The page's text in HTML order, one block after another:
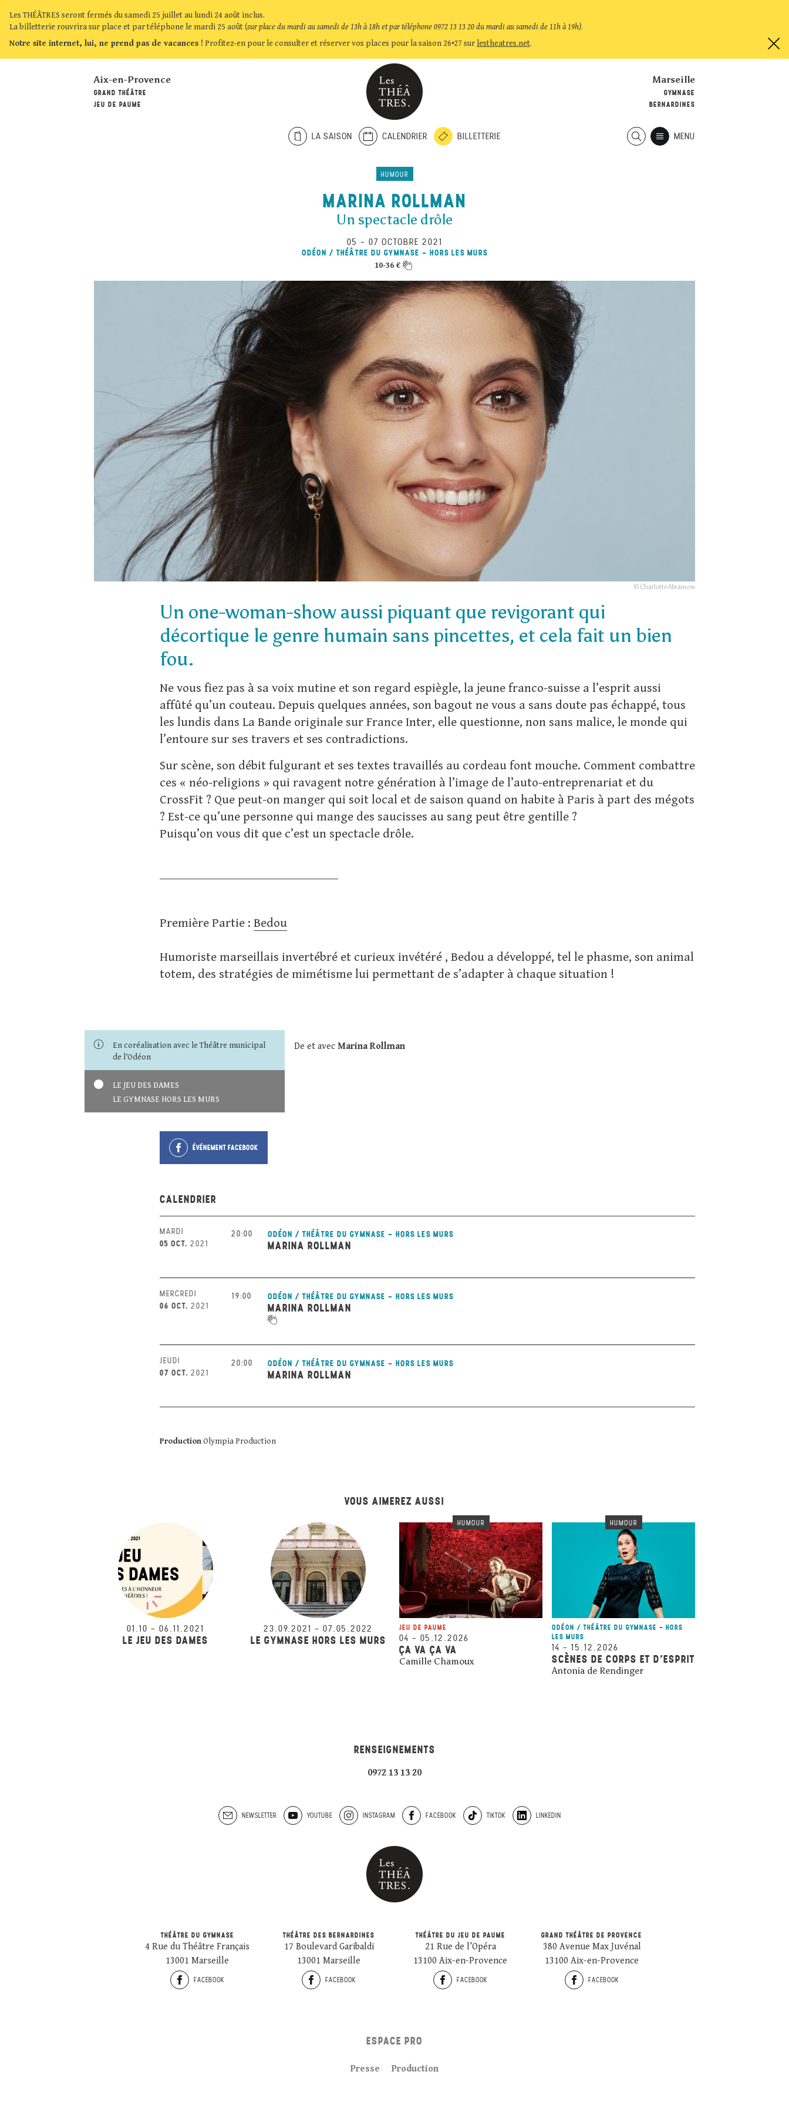
Les THÉÂTRES seront fermés du samedi 25 juillet au lundi 24 août inclus.
La billetterie rouvrira sur place et par téléphone le mardi 25 août (sur place du mardi au samedi de 13h à 18h et par téléphone 0972 13 13 20 du mardi au samedi de 11h à 19h).
Notre site internet, lui, ne prend pas de vacances ! Profitez-en pour le consulter et réserver vos places pour la saison 26•27 sur lestheatres.net.
Marseille
GYMNASE
BERNARDINES
Aix-en-Provence
GRAND THÉÂTRE
JEU DE PAUME
LA SAISON CALENDRIER BILLETTERIE MENU
HUMOUR
MARINA ROLLMAN
Un spectacle drôle
05 – 07 OCTOBRE 2021
ODÉON / THÉÂTRE DU GYMNASE - HORS LES MURS
10-36 €
© Charlotte Abramow
Un one-woman-show aussi piquant que revigorant qui
décortique le genre humain sans pincettes, et cela fait un bien
fou.
Ne vous fiez pas à sa voix mutine et son regard espiègle, la jeune franco-suisse a l’esprit aussi
affûté qu’un couteau. Depuis quelques années, son bagout ne vous a sans doute pas échappé, tous
les lundis dans La Bande originale sur France Inter, elle questionne, non sans malice, le monde qui
l’entoure sur ses travers et ses contradictions.
Sur scène, son débit fulgurant et ses textes travaillés au cordeau font mouche. Comment combattre
ces « néo-religions » qui ravagent notre génération à l’image de l’auto-entreprenariat et du
CrossFit ? Que peut-on manger qui soit local et de saison quand on habite à Paris à part des mégots
? Est-ce qu’une personne qui mange des saucisses au sang peut être gentille ?
Puisqu’on vous dit que c’est un spectacle drôle.
Première Partie : Bedou
Humoriste marseillais invertébré et curieux invétéré , Bedou a développé, tel le phasme, son animal
totem, des stratégies de mimétisme lui permettant de s’adapter à chaque situation !
De et avecMarina Rollman
En coréalisation avec le Théâtre municipal
de l’Odéon
LE JEU DES DAMES
LE GYMNASE HORS LES MURS
ÉVÉNEMENT FACEBOOK
CALENDRIER
MARDI
05 OCT. 2021
20:00 ODÉON / THÉÂTRE DU GYMNASE - HORS LES MURS
MARINA ROLLMAN
MERCREDI
06 OCT. 2021
19:00 ODÉON / THÉÂTRE DU GYMNASE - HORS LES MURS
MARINA ROLLMAN
JEUDI
07 OCT. 2021
20:00 ODÉON / THÉÂTRE DU GYMNASE - HORS LES MURS
MARINA ROLLMAN
ProductionOlympia Production
VOUS AIMEREZ AUSSI
01.10 – 06.11.2021
LE JEU DES DAMES
23.09.2021 – 07.05.2022
LE GYMNASE HORS LES MURS
HUMOUR
JEU DE PAUME
04 – 05.12.2026
ÇA VA ÇA VA
Camille Chamoux
HUMOUR
ODÉON / THÉÂTRE DU GYMNASE - HORS
LES MURS
14 – 15.12.2026
SCÈNES DE CORPS ET D’ESPRIT
Antonia de Rendinger
RENSEIGNEMENTS
0972 13 13 20
NEWSLETTER YOUTUBE INSTAGRAM FACEBOOK TIKTOK LINKEDIN
THÉÂTRE DU GYMNASE
4 Rue du Théâtre Français
13001 Marseille
FACEBOOK
THÉÂTRE DES BERNARDINES
17 Boulevard Garibaldi
13001 Marseille
FACEBOOK
THÉÂTRE DU JEU DE PAUME
21 Rue de l’Opéra
13100 Aix-en-Provence
FACEBOOK
GRAND THÉÂTRE DE PROVENCE
380 Avenue Max Juvénal
13100 Aix-en-Provence
FACEBOOK
ESPACE PRO
Presse Production